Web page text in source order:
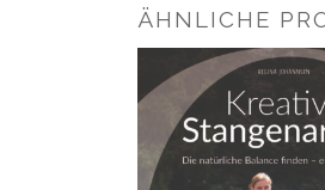
ÄHNLICHE